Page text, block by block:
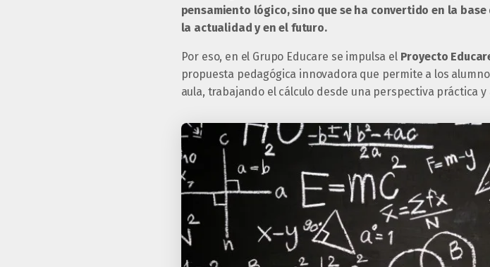
pensamiento lógico, sino que se ha convertido en la
la actualidad y en el futuro.
Por eso, en el Grupo Educare se impulsa el Proyecto
propuesta pedagógica innovadora que permite a los
aula, trabajando el cálculo desde una perspectiva práctica